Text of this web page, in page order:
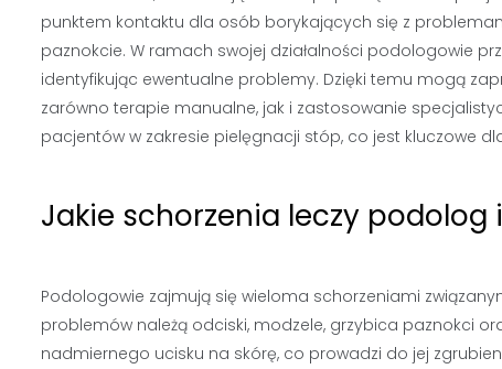
punktem kontaktu dla osób borykających się z
paznokcie. W ramach swojej działalności podologowie
identyfikując ewentualne problemy. Dzięki temu mogą
zarówno terapie manualne, jak i zastosowanie
pacjentów w zakresie pielęgnacji stóp, co jest kluczowe
Jakie schorzenia leczy
Podologowie zajmują się wieloma schorzeniami
problemów należą odciski, modzele, grzybica paznokci
nadmiernego ucisku na skórę, co prowadzi do jej